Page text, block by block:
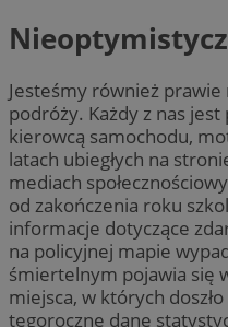
Jesteśmy również prawie
podróży. Każdy z nas
kierowcą samochodu,
latach ubiegłych na
mediach
od zakończenia roku
informacje dotyczące
na policyjnej mapie
śmiertelnym pojawia się
miejsca, w których
tegoroczne dane